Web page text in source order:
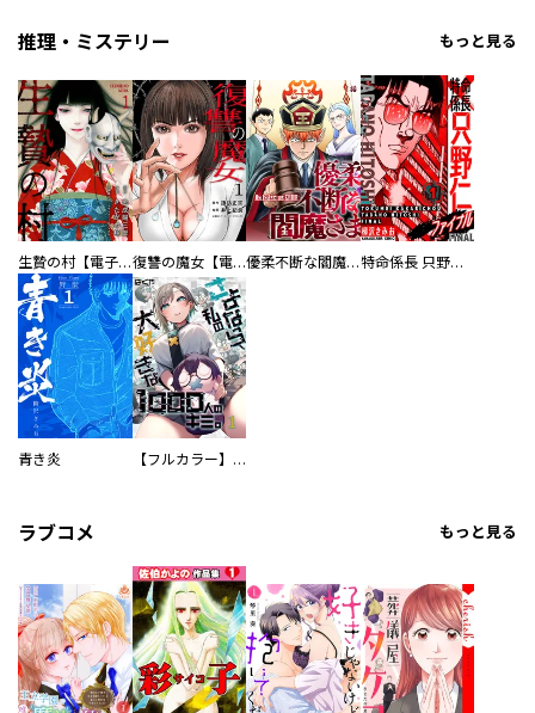
推理・ミステリー もっと見る
生贄の村【電子単行本版】 復讐の魔女【電子単行本版】 優柔不断な閻魔さま 特命係長 只野仁ファイナル 愛蔵版
青き炎 【フルカラー】さよなら、私の大好きな１０００人のキミ。
ラブコメ もっと見る